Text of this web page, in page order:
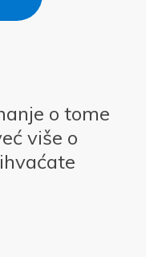
o tome
više o